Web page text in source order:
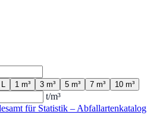
1 m³ 3 m³ 5 m³ 7 m³ 10 m³
t/m³
für Statistik – Abfallartenkatalog